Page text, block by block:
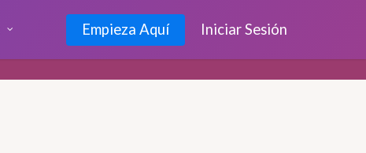
Empieza Aquí Iniciar Sesión